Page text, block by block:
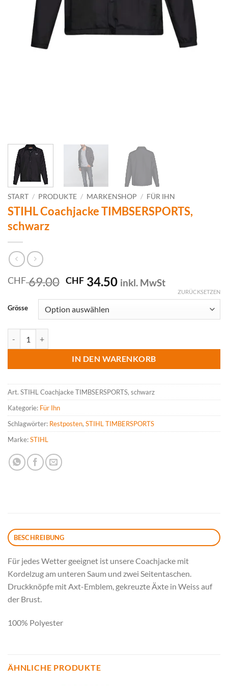
START / PRODUKTE / MARKENSHOP / FÜR IHN
STIHL Coachjacke TIMBSERSPORTS,
schwarz
CHF69.00 Ursprünglicher
war:
CHF 69.00
CHF 34.50Aktueller
CHF 34.50.
inkl. MwSt
Grösse
ZURÜCKSETZEN
IN DEN WARENKORB
Art. STIHL Coachjacke TIMBSERSPORTS, schwarz
Kategorie: Für Ihn
Schlagwörter: Restposten, STIHL TIMBERSPORTS
Marke:STIHL
BESCHREIBUNG
Für jedes Wetter geeignet ist unsere Coachjacke mit
Kordelzug am unteren Saum und zwei Seitentaschen.
Druckknöpfe mit Axt-Emblem, gekreuzte Äxte in Weiss auf
der Brust.
100% Polyester
ÄHNLICHE PRODUKTE